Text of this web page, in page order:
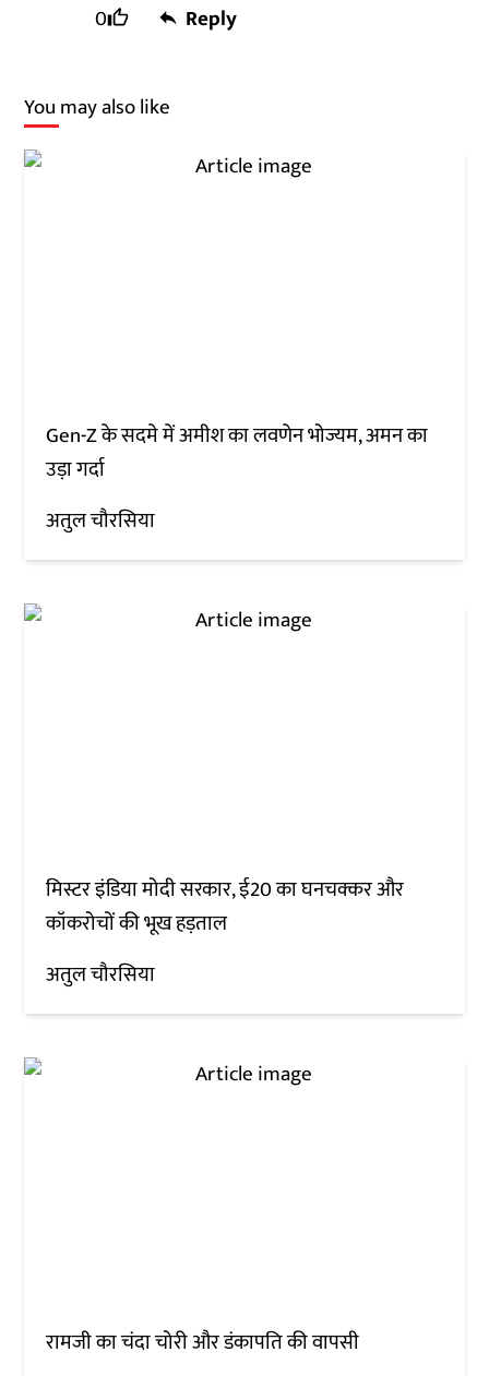
0 Reply
You may also like
Gen-Z के सदमे में अमीश का लवणेन भोज्यम, अमन का
उड़ा गर्दा
अतुल चौरसिया
मिस्टर इंडिया मोदी सरकार, ई20 का घनचक्कर और
कॉकरोचों की भूख हड़ताल
अतुल चौरसिया
रामजी का चंदा चोरी और डंकापति की वापसी